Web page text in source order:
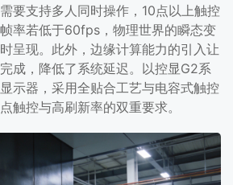
要支持多人同时操作，10点以上触控
率若低于60fps，物理世界的瞬态变
呈现。此外，边缘计算能力的引入让
成，降低了系统延迟。以控显G2系
示器，采用全贴合工艺与电容式触控
触控与高刷新率的双重要求。